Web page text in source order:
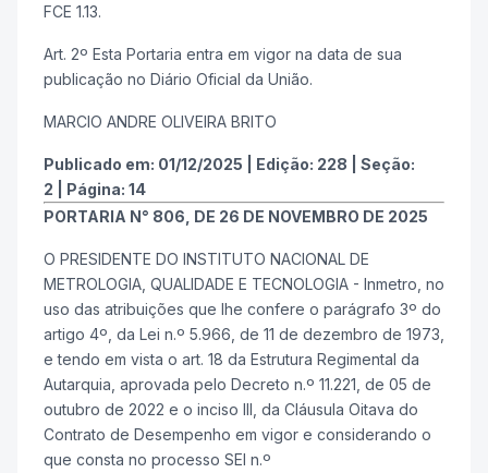
FCE 1.13.
Art. 2º Esta Portaria entra em vigor na data de sua
publicação no Diário Oficial da União.
MARCIO ANDRE OLIVEIRA BRITO
Publicado em: 01/12/2025 Edição: 228
Seção:
2
Página: 14
PORTARIA N° 806, DE 26 DE NOVEMBRO DE 2025
O PRESIDENTE DO INSTITUTO NACIONAL DE
METROLOGIA, QUALIDADE E TECNOLOGIA - Inmetro, no
uso das atribuições que lhe confere o parágrafo 3º do
artigo 4º, da Lei n.º 5.966, de 11 de dezembro de 1973,
e tendo em vista o art. 18 da Estrutura Regimental da
Autarquia, aprovada pelo Decreto n.º 11.221, de 05 de
outubro de 2022 e o inciso III, da Cláusula Oitava do
Contrato de Desempenho em vigor e considerando o
que consta no processo SEI n.º